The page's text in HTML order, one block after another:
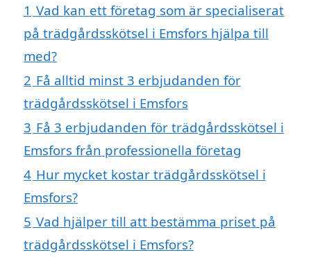
1 Vad kan ett företag som är specialiserat
på trädgårdsskötsel i Emsfors hjälpa till
med?
2 Få alltid minst 3 erbjudanden för
trädgårdsskötsel i Emsfors
3 Få 3 erbjudanden för trädgårdsskötsel i
Emsfors från professionella företag
4 Hur mycket kostar trädgårdsskötsel i
Emsfors?
5 Vad hjälper till att bestämma priset på
trädgårdsskötsel i Emsfors?